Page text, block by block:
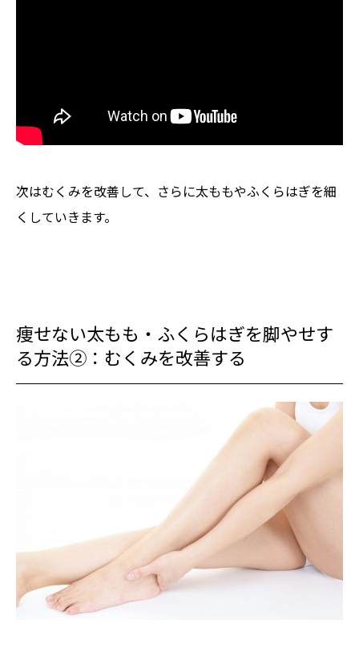
次はむくみを改善して、さらに太ももやふくらはぎを細
くしていきます。
痩せない太もも・ふくらはぎを脚やせす
る方法②：むくみを改善する